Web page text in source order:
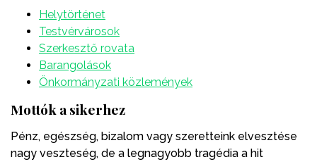
Helytörténet
Testvérvárosok
Szerkesztő rovata
Barangolások
Önkormányzati közlemények
Mottók a sikerhez
Pénz, egészség, bizalom vagy szeretteink elvesztése
nagy veszteség, de a legnagyobb tragédia a hit